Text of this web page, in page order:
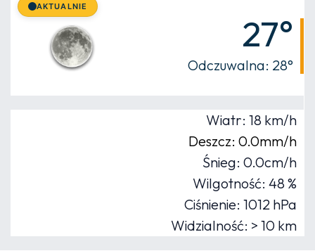
AKTUALNIE
27°
Odczuwalna: 28°
Wiatr: 18 km/h
Deszcz: 0.0mm/h
Śnieg: 0.0cm/h
Wilgotność: 48 %
Ciśnienie: 1012 hPa
Widzialność: > 10 km